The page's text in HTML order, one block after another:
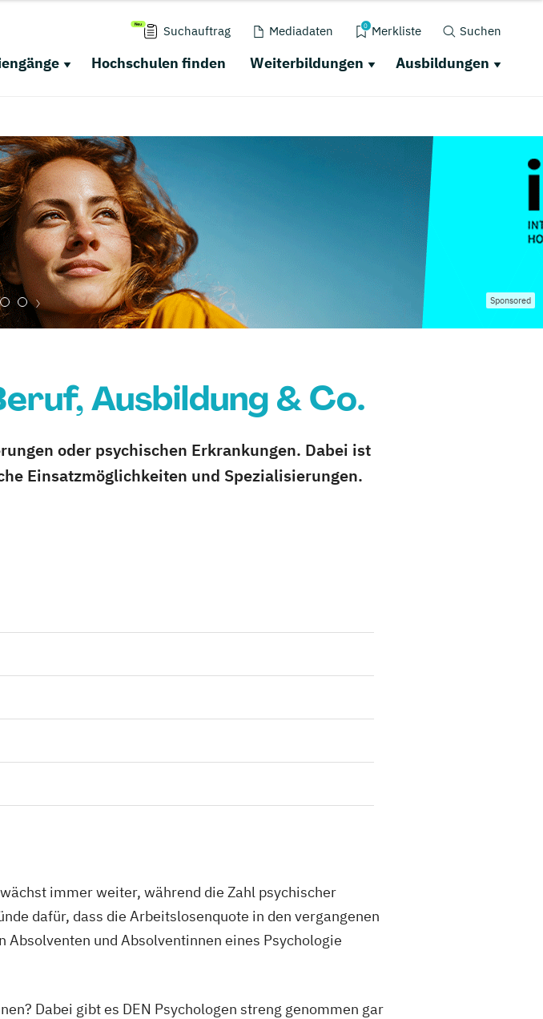
Suchauftrag Mediadaten 0 Merkliste Suchen
Hochschulen finden Weiterbildungen Ausbildungen
Sponsored
Ausbildung & Co.
oder psychischen Erkrankungen. Dabei ist
Einsatzmöglichkeiten und Spezialisierungen.
immer weiter, während die Zahl psychischer
dafür, dass die Arbeitslosenquote in den vergangenen
und Absolventinnen eines Psychologie
Dabei gibt es DEN Psychologen streng genommen gar